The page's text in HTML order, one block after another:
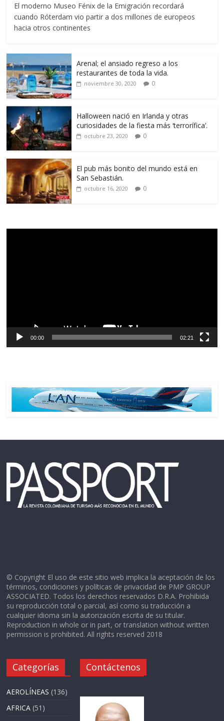
El moderno Museo Fénix de la Emigración recordará
cuando Róterdam vio partir a dos millones de europeos
hacia otros continentes
Arenal; el ansiado regreso a los
restaurantes de toda la vida.
noviembre 30, 2020 0
Halloween nació en Irlanda y otras
curiosidades de la fiesta más ‘terrorífica’.
octubre 23, 2020 0
El pub más bonito del mundo está en
San Sebastián.
octubre 16, 2020 0
00:00 02:21
© Copyright El uso de este sitio web implica la aceptación de los
términos, condiciones y políticas de privacidad de PMP GROUP
ASSOCIATED. Todos los derechos reservados D.R.A. Prohibida
su reproducción total o parcial, así como su traducción a
cualquier idioma sin la autorización escrita de su titular.
Reproduction in whole or in part, or translation without written
permission is prohibited. All rights reserved 2018
Categorías
AEROLÍNEAS (136)
AFRICA (51)
Contáctenos